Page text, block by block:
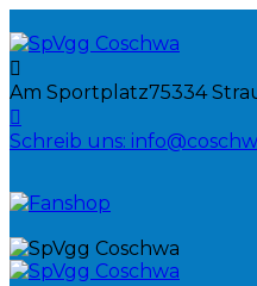
Am Sportplatz75334
Schreib uns: